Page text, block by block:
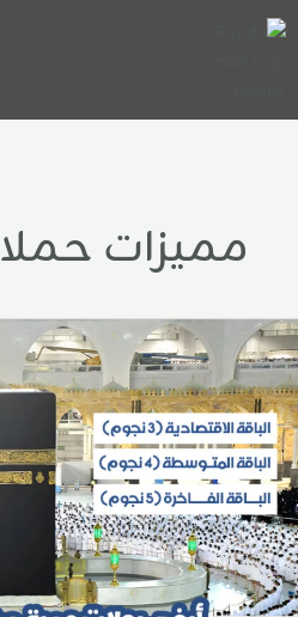
تخطي
إلى
مميزات
أرخص
رحلات
عمرة
من
الرياض
إلى
مكة
للمقيمين
داخل
المملكة